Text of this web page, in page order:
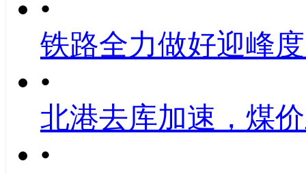
•
铁路全力做好迎峰
•
北港去库加速，煤
•